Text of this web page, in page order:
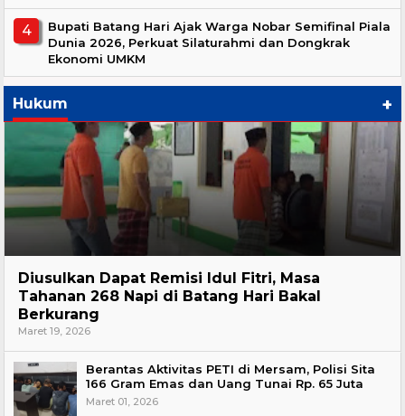
Bupati Batang Hari Ajak Warga Nobar Semifinal Piala
Dunia 2026, Perkuat Silaturahmi dan Dongkrak
Ekonomi UMKM
Hukum +
Diusulkan Dapat Remisi Idul Fitri, Masa
Tahanan 268 Napi di Batang Hari Bakal
Berkurang
Maret 19, 2026
Berantas Aktivitas PETI di Mersam, Polisi Sita
166 Gram Emas dan Uang Tunai Rp. 65 Juta
Maret 01, 2026